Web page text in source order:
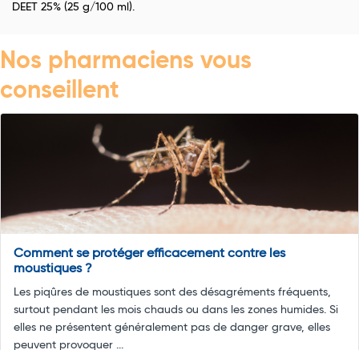
DEET 25% (25 g/100 ml).
Nos pharmaciens vous
conseillent
Comment se protéger efficacement contre les
moustiques ?
Les piqûres de moustiques sont des désagréments fréquents,
surtout pendant les mois chauds ou dans les zones humides. Si
elles ne présentent généralement pas de danger grave, elles
peuvent provoquer ...